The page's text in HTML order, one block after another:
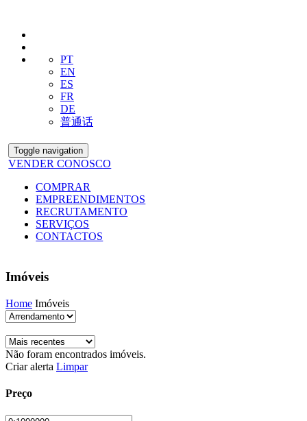
PT
EN
ES
FR
DE
普通话
Toggle navigation
VENDER CONOSCO
COMPRAR
EMPREENDIMENTOS
RECRUTAMENTO
SERVIÇOS
CONTACTOS
Imóveis
Home Imóveis
Não foram encontrados imóveis.
Criar alerta Limpar
Preço